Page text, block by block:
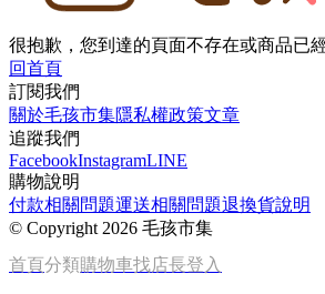
很抱歉，您到達的頁面不存在或商品已
回首頁
訂閱我們
關於毛孩市集隱私權政策文章
追蹤我們
FacebookInstagramLINE
購物說明
付款相關問題運送相關問題退換貨說明
© Copyright 2026 毛孩市集
首頁分類購物車找店長登入